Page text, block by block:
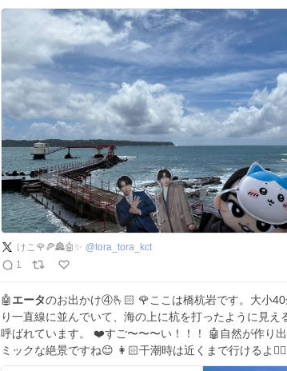
けこ🌹🍕🏯🤖✨ @tora_tora_kct
1
🤖エータのお出かけ④🫰🏻 🌹ここは橋杭岩です。大小
り一直線に並んでいて、海の上に杭を打ったように見え
呼ばれています。 ❤️すご〜〜〜い！！！ 🤖自然が作り
ミックな絶景ですね😊 👩🏻干潮時は近くまで行けるよ👍🏻